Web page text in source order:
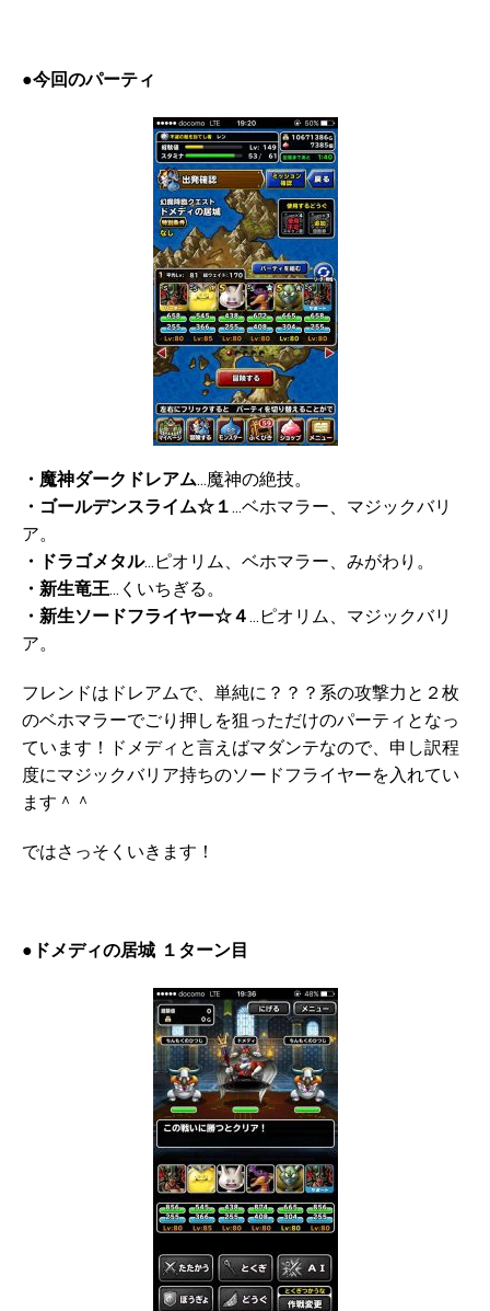
●今回のパーティ
・魔神ダークドレアム…魔神の絶技。
・ゴールデンスライム☆１…ベホマラー、マジックバリ
ア。
・ドラゴメタル…ピオリム、ベホマラー、みがわり。
・新生竜王…くいちぎる。
・新生ソードフライヤー☆４…ピオリム、マジックバリ
ア。
フレンドはドレアムで、単純に？？？系の攻撃力と２枚
のベホマラーでごり押しを狙っただけのパーティとなっ
ています！ドメディと言えばマダンテなので、申し訳程
度にマジックバリア持ちのソードフライヤーを入れてい
ます＾＾
ではさっそくいきます！
●ドメディの居城 １ターン目